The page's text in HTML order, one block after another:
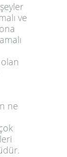
ve
ne